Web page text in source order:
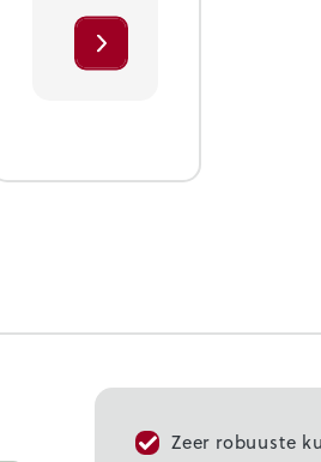
Zeer robuuste